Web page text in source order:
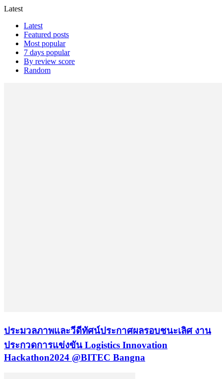
Latest
Latest
Featured posts
Most popular
7 days popular
By review score
Random
ประมวลภาพและวีดีทัศน์ประกาศผลรอบชนะเลิศ งาน
ประกวดการแข่งขัน Logistics Innovation
Hackathon2024 @BITEC Bangna